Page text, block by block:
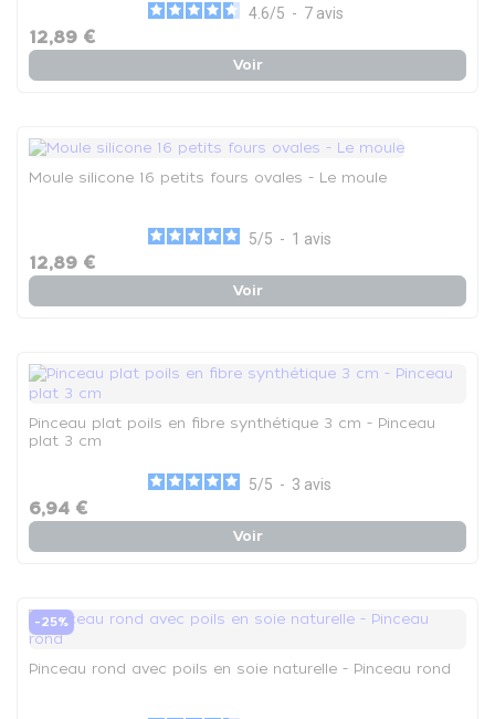
4.6/5 - 7 avis
12,89 €
Voir
Moule silicone 16 petits fours ovales - Le moule
5/5 - 1 avis
12,89 €
Voir
Pinceau plat poils en fibre synthétique 3 cm - Pinceau
plat 3 cm
5/5 - 3 avis
6,94 €
Voir
-25%
Pinceau rond avec poils en soie naturelle - Pinceau rond